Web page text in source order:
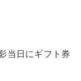
当日にギフト券